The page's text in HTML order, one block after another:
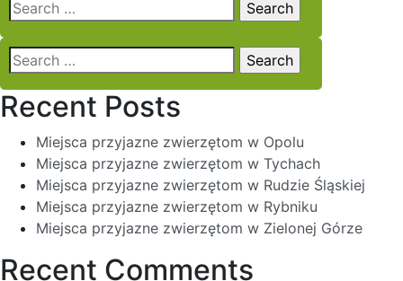
Search
for:
Search
for:
Recent Posts
Miejsca przyjazne zwierzętom w Opolu
Miejsca przyjazne zwierzętom w Tychach
Miejsca przyjazne zwierzętom w Rudzie Śląskiej
Miejsca przyjazne zwierzętom w Rybniku
Miejsca przyjazne zwierzętom w Zielonej Górze
Recent Comments